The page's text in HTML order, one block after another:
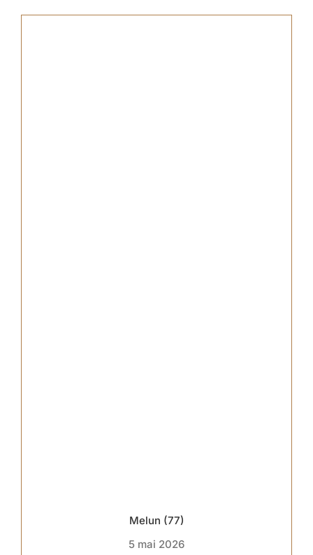
Melun (77)
5 mai 2026